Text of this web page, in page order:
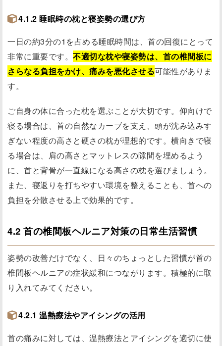
4.1.2 睡眠時の枕と寝姿勢の選び方
一日の約3分の1を占める睡眠時間は、首の回復にとって
非常に重要です。 不適切な枕や寝姿勢は、首の椎間板に
さらなる負担をかけ、痛みを悪化させる可能性がありま
す。
ご自身の体に合った枕を選ぶことが大切です。仰向けで
寝る場合は、首の自然なカーブを支え、頭が沈み込みす
ぎない程度の高さと硬さの枕が理想的です。横向きで寝
る場合は、肩の高さとマットレスの隙間を埋めるよう
に、首と背骨が一直線になる高さの枕を選びましょう。
また、寝返りを打ちやすい環境を整えることも、首への
負担を分散させる上で効果的です。
4.2 首の椎間板ヘルニア対策の日常生活習慣
姿勢の改善だけでなく、日々のちょっとした習慣が首の
椎間板ヘルニアの症状緩和につながります。積極的に取
り入れてみてください。
4.2.1 温熱療法やアイシングの活用
首の痛みに対しては、温熱療法とアイシングを適切に使